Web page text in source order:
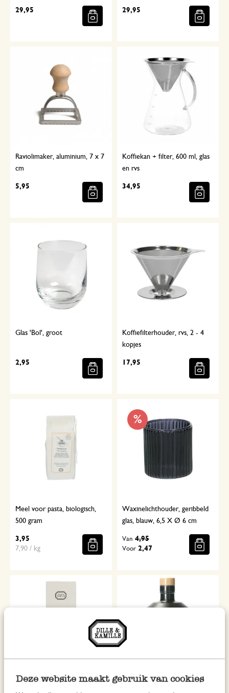
Deze website maakt gebruik van cookies
29,95 29,95
Raviolimaker, aluminium, 7 x 7
cm
5,95
Koffiekan + filter, 600 ml, glas
en rvs
34,95
Glas 'Bol', groot
2,95
Koffiefilterhouder, rvs, 2 - 4
kopjes
17,95
Meel voor pasta, biologisch,
500 gram
3,95
7,90 / kg
%
Waxinelichthouder, geribbeld
glas, blauw, 6,5 X Ø 6 cm
Voor 2,47
Van 4,95